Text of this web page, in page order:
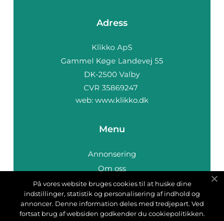
Adress
web: www.klikko.dk
Menu
Annonsering
Om oss
Cookies
Kontakta oss
Sitemap
På vores website bruges cookies til at huske dine
indstillinger, statistik og personalisering af indhold og
annoncer. Denne information deles med tredjepart. Ved
fortsat brug af websiden godkender du cookiepolitikken.